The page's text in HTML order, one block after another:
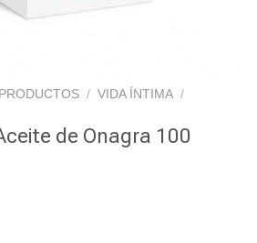
/ VIDA ÍNTIMA /
de Onagra 100